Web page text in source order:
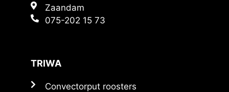
Zaandam
075-202 15 73
TRIWA
Convectorput roosters